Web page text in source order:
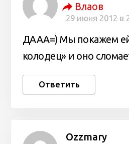
Влаов
29 июня 2012 в
ДААА=) Мы покажем
колодец» и оно
Ответить
Оzzmary